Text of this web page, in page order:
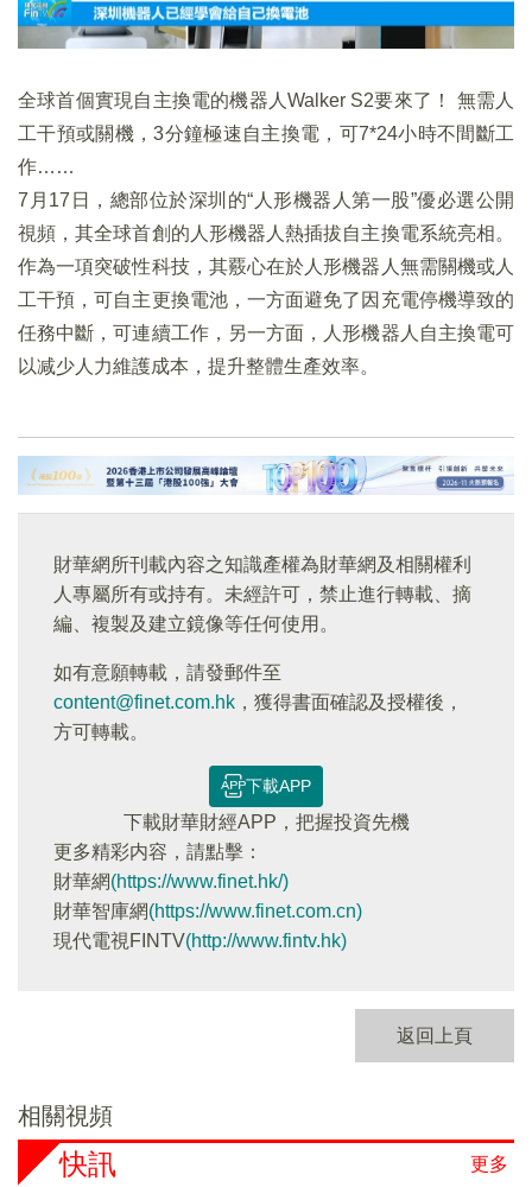
全球首個實現自主換電的機器人Walker S2要來了！ 無需人
工干預或關機，3分鐘極速自主換電，可7*24小時不間斷工
作……
7月17日，總部位於深圳的“人形機器人第一股”優必選公開
視頻，其全球首創的人形機器人熱插拔自主換電系統亮相。
作為一項突破性科技，其覈心在於人形機器人無需關機或人
工干預，可自主更換電池，一方面避免了因充電停機導致的
任務中斷，可連續工作，另一方面，人形機器人自主換電可
以减少人力維護成本，提升整體生產效率。
財華網所刊載內容之知識產權為財華網及相關權利
人專屬所有或持有。未經許可，禁止進行轉載、摘
編、複製及建立鏡像等任何使用。
如有意願轉載，請發郵件至
content@finet.com.hk ，獲得書面確認及授權後，
方可轉載。
下載APP
下載財華財經APP，把握投資先機
更多精彩内容，請點擊：
財華網(https://www.finet.hk/)
財華智庫網(https://www.finet.com.cn)
現代電視FINTV(http://www.fintv.hk)
返回上頁
相關視頻
更多
快訊